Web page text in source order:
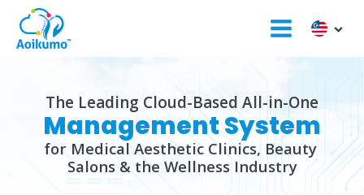
The Leading Cloud-Based All-in-One
Management System
for Medical Aesthetic Clinics, Beauty
Salons & the Wellness Industry